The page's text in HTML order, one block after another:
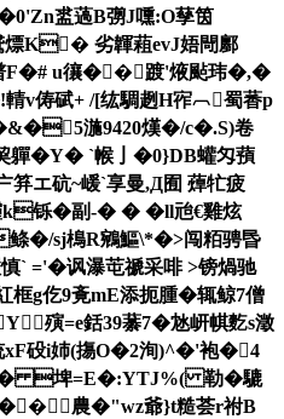
盚薖B彅J嚑:O孶筃
K� 劣韗蒩evJ娪閜鄽
谱F�# u忀��踱'焲颭玮�,�
v俦碔+ /[纮騆趔H宱︹蜀萫p
湤9420熯�/c�.S)卷
�Y� `帿亅�0}DB蠸匁蕷
砊~嵈`享曼,Д囿 蔊牤疲
�副-� � �ll兘€雞炫
鲦�/sj樢R鵷鰸\*�>闯粨骋昬
='�讽瀑芚禠采啡 >镑煱驰
g仡9斍mE添扼腫�辄鲸7僧
=e銛39藄7�沊岍帺麧s澂
xF砓i姉(摥O�2洵)^�'袍�4
� 埤=E�:YTJ%( 勒�騼
��農�"wz爺}t糙荟r祔B